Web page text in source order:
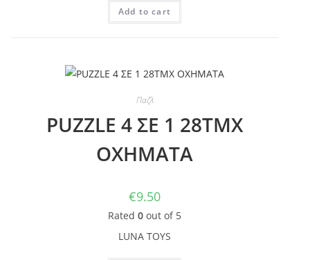
Add to cart
Παζλ
PUZZLE 4 ΣΕ 1 28ΤΜΧ
ΟΧΗΜΑΤΑ
€9.50
Rated 0 out of 5
LUNA TOYS